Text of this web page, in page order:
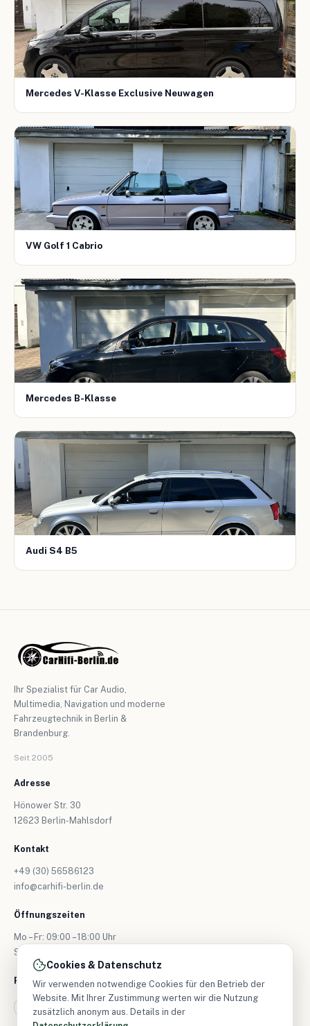
Mercedes V-Klasse Exclusive Neuwagen
VW Golf 1 Cabrio
Mercedes B-Klasse
Audi S4 B5
Ihr Spezialist für Car Audio,
Multimedia, Navigation und moderne
Fahrzeugtechnik in Berlin &
Brandenburg.
Seit 2005
Adresse
Hönower Str. 30
12623 Berlin-Mahlsdorf
Kontakt
+49 (30) 56586123
info@carhifi-berlin.de
Öffnungszeiten
Mo – Fr: 09:00 – 18:00 Uhr
Sa: nur nach Vereinbarung
Folgen Sie uns
Cookies & Datenschutz
Wir verwenden notwendige Cookies für den Betrieb der
Website. Mit Ihrer Zustimmung werten wir die Nutzung
zusätzlich anonym aus. Details in der